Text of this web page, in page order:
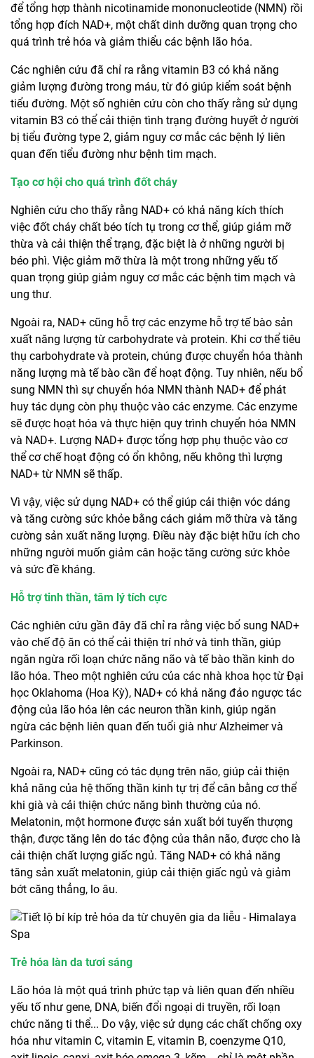
để tổng hợp thành nicotinamide mononucleotide (NMN) rồi
tổng hợp đích NAD+, một chất dinh dưỡng quan trọng cho
quá trình trẻ hóa và giảm thiểu các bệnh lão hóa.
Các nghiên cứu đã chỉ ra rằng vitamin B3 có khả năng
giảm lượng đường trong máu, từ đó giúp kiểm soát bệnh
tiểu đường. Một số nghiên cứu còn cho thấy rằng sử dụng
vitamin B3 có thể cải thiện tình trạng đường huyết ở người
bị tiểu đường type 2, giảm nguy cơ mắc các bệnh lý liên
quan đến tiểu đường như bệnh tim mạch.
Tạo cơ hội cho quá trình đốt cháy
Nghiên cứu cho thấy rằng NAD+ có khả năng kích thích
việc đốt cháy chất béo tích tụ trong cơ thể, giúp giảm mỡ
thừa và cải thiện thể trạng, đặc biệt là ở những người bị
béo phì. Việc giảm mỡ thừa là một trong những yếu tố
quan trọng giúp giảm nguy cơ mắc các bệnh tim mạch và
ung thư.
Ngoài ra, NAD+ cũng hỗ trợ các enzyme hỗ trợ tế bào sản
xuất năng lượng từ carbohydrate và protein. Khi cơ thể tiêu
thụ carbohydrate và protein, chúng được chuyển hóa thành
năng lượng mà tế bào cần để hoạt động. Tuy nhiên, nếu bổ
sung NMN thì sự chuyển hóa NMN thành NAD+ để phát
huy tác dụng còn phụ thuộc vào các enzyme. Các enzyme
sẽ được hoạt hóa và thực hiện quy trình chuyển hóa NMN
và NAD+. Lượng NAD+ được tổng hợp phụ thuộc vào cơ
thể cơ chế hoạt động có ổn không, nếu không thì lượng
NAD+ từ NMN sẽ thấp.
Vì vậy, việc sử dụng NAD+ có thể giúp cải thiện vóc dáng
và tăng cường sức khỏe bằng cách giảm mỡ thừa và tăng
cường sản xuất năng lượng. Điều này đặc biệt hữu ích cho
những người muốn giảm cân hoặc tăng cường sức khỏe
và sức đề kháng.
Hỗ trợ tinh thần, tâm lý tích cực
Các nghiên cứu gần đây đã chỉ ra rằng việc bổ sung NAD+
vào chế độ ăn có thể cải thiện trí nhớ và tinh thần, giúp
ngăn ngừa rối loạn chức năng não và tế bào thần kinh do
lão hóa. Theo một nghiên cứu của các nhà khoa học từ Đại
học Oklahoma (Hoa Kỳ), NAD+ có khả năng đảo ngược tác
động của lão hóa lên các neuron thần kinh, giúp ngăn
ngừa các bệnh liên quan đến tuổi già như Alzheimer và
Parkinson.
Ngoài ra, NAD+ cũng có tác dụng trên não, giúp cải thiện
khả năng của hệ thống thần kinh tự trị để cân bằng cơ thể
khi già và cải thiện chức năng bình thường của nó.
Melatonin, một hormone được sản xuất bởi tuyến thượng
thận, được tăng lên do tác động của thân não, được cho là
cải thiện chất lượng giấc ngủ. Tăng NAD+ có khả năng
tăng sản xuất melatonin, giúp cải thiện giấc ngủ và giảm
bớt căng thẳng, lo âu.
Trẻ hóa làn da tươi sáng
Lão hóa là một quá trình phức tạp và liên quan đến nhiều
yếu tố như gene, DNA, biến đổi ngoại di truyền, rối loạn
chức năng ti thể... Do vậy, việc sử dụng các chất chống oxy
hóa như vitamin C, vitamin E, vitamin B, coenzyme Q10,